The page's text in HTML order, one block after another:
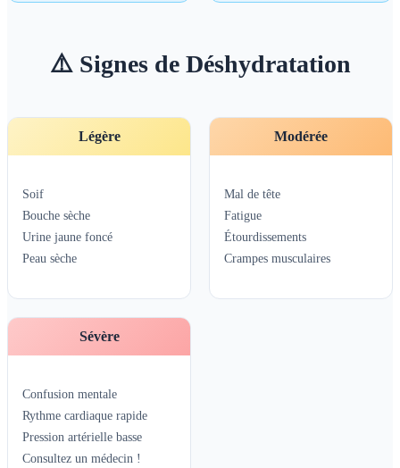
⚠️ Signes de Déshydratation
Légère
Soif
Bouche sèche
Urine jaune foncé
Peau sèche
Modérée
Mal de tête
Fatigue
Étourdissements
Crampes musculaires
Sévère
Confusion mentale
Rythme cardiaque rapide
Pression artérielle basse
Consultez un médecin !